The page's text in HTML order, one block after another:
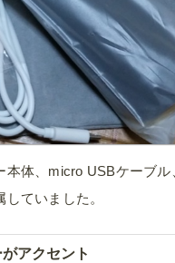
本体、micro USBケーブル
ていました。
アクセント